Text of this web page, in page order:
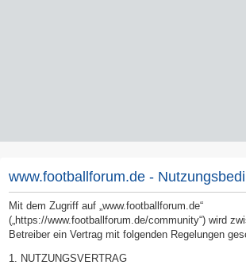
www.footballforum.de -
Mit dem Zugriff auf „www.footballforum.de“
(„https://www.footballforum.de/community“) wird
Betreiber ein Vertrag mit folgenden Regelungen
1. NUTZUNGSVERTRAG